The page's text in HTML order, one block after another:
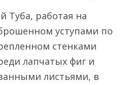
Туба, работая на
уступами по
стенками
лапчатых фиг и
листьями, в